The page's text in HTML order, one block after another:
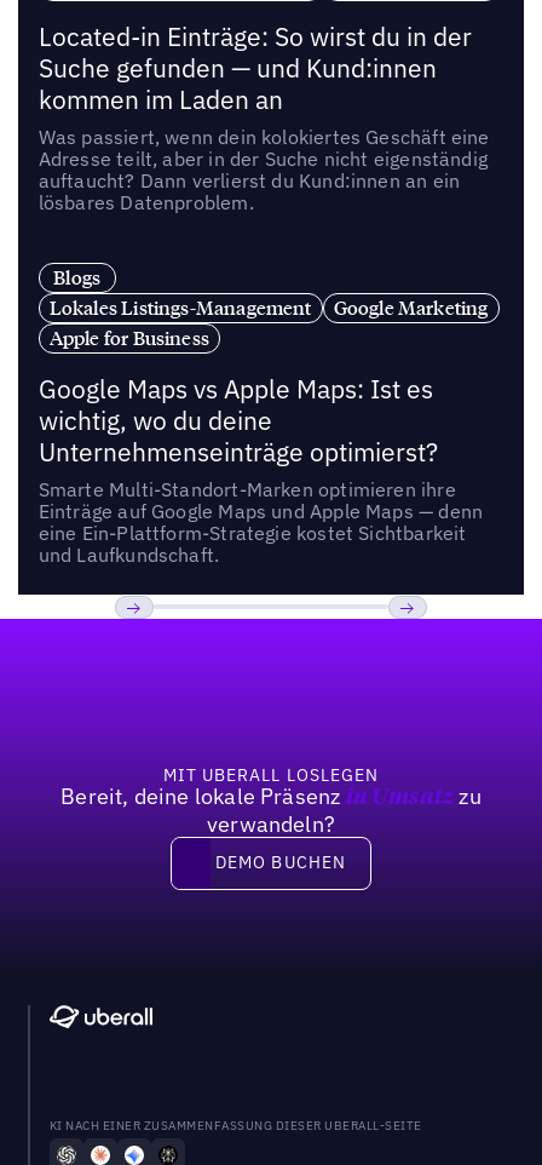
Located-in Einträge: So wirst du in der
Suche gefunden — und Kund:innen
kommen im Laden an
Was passiert, wenn dein kolokiertes Geschäft eine
Adresse teilt, aber in der Suche nicht eigenständig
auftaucht? Dann verlierst du Kund:innen an ein
lösbares Datenproblem.
Blogs
Lokales Listings-Management
Google Marketing
Apple for Business
Google Maps vs Apple Maps: Ist es
wichtig, wo du deine
Unternehmenseinträge optimierst?
Smarte Multi-Standort-Marken optimieren ihre
Einträge auf Google Maps und Apple Maps — denn
eine Ein-Plattform-Strategie kostet Sichtbarkeit
und Laufkundschaft.
MIT UBERALL LOSLEGEN
Bereit, deine lokale Präsenz in Umsatzzu
verwandeln?
DEMO BUCHEN
DEMO BUCHEN
KI NACH EINER ZUSAMMENFASSUNG DIESER UBERALL-SEITE